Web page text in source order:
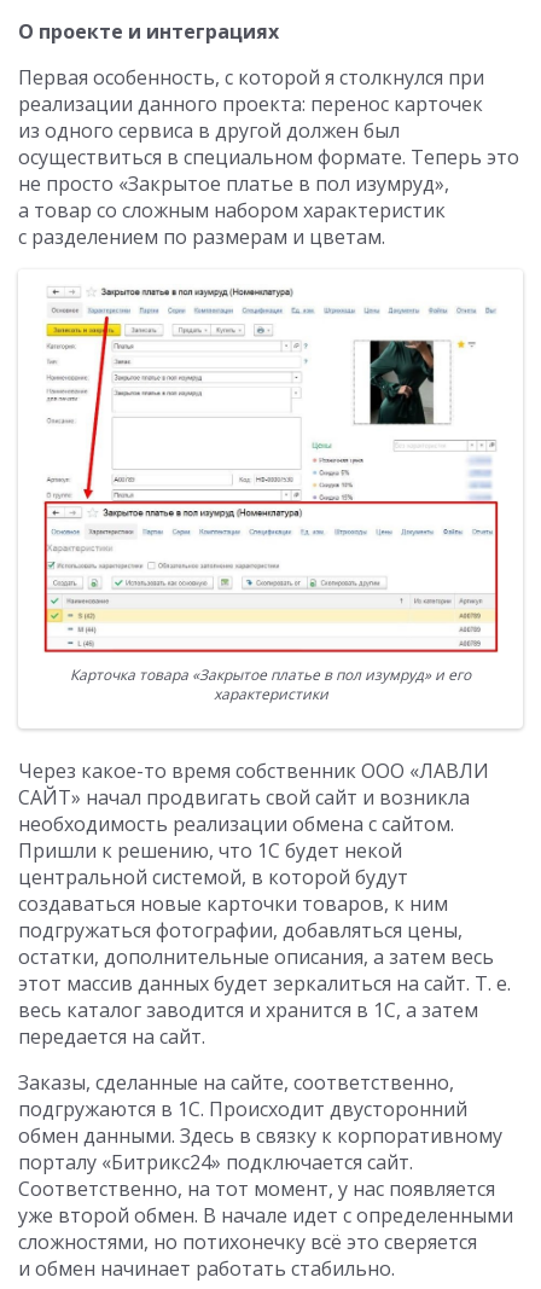
О проекте и интеграциях
Первая особенность, с которой я столкнулся при
реализации данного проекта: перенос карточек
из одного сервиса в другой должен был
осуществиться в специальном формате. Теперь это
не просто «Закрытое платье в пол изумруд»,
а товар со сложным набором характеристик
с разделением по размерам и цветам.
Карточка товара «Закрытое платье в пол изумруд» и его
характеристики
Через какое-то время собственник ООО «ЛАВЛИ
САЙТ» начал продвигать свой сайт и возникла
необходимость реализации обмена с сайтом.
Пришли к решению, что 1С будет некой
центральной системой, в которой будут
создаваться новые карточки товаров, к ним
подгружаться фотографии, добавляться цены,
остатки, дополнительные описания, а затем весь
этот массив данных будет зеркалиться на сайт. Т. е.
весь каталог заводится и хранится в 1С, а затем
передается на сайт.
Заказы, сделанные на сайте, соответственно,
подгружаются в 1С. Происходит двусторонний
обмен данными. Здесь в связку к корпоративному
порталу «Битрикс24» подключается сайт.
Соответственно, на тот момент, у нас появляется
уже второй обмен. В начале идет с определенными
сложностями, но потихонечку всё это сверяется
и обмен начинает работать стабильно.